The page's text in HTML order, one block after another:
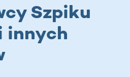
Szpiku
innych